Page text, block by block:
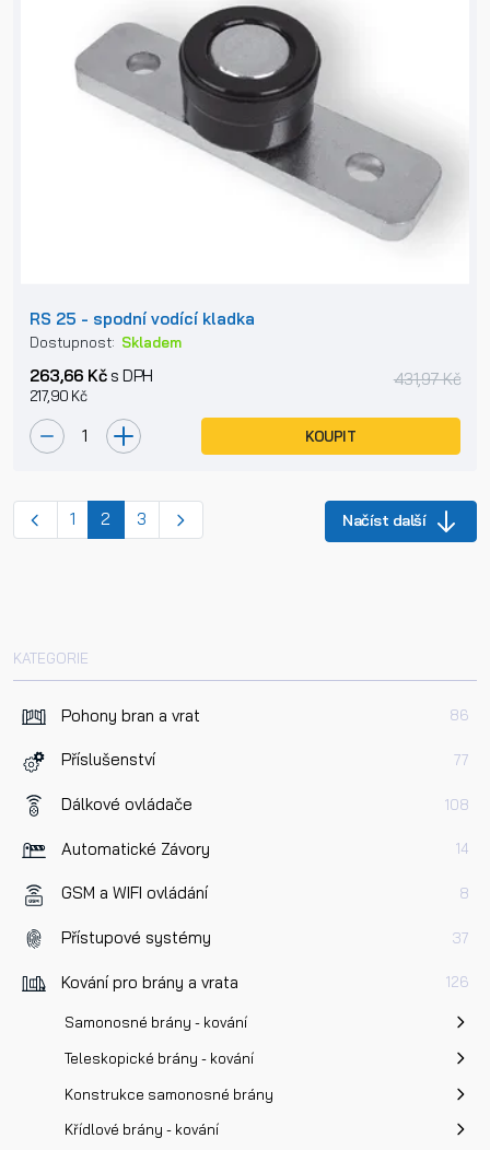
KATEGORIE
Pohony bran a vrat 86
Příslušenství 77
Dálkové ovládače 108
Automatické Závory 14
GSM a WIFI ovládání 8
Přístupové systémy 37
Kování pro brány a vrata 126
Samonosné brány - kování
Teleskopické brány - kování
Konstrukce samonosné brány
Křídlové brány - kování
RS 25 - spodní vodící kladka
Dostupnost: Skladem
263,66 Kčs DPH
217,90 Kč
431,97 Kč
KOUPIT
1 2 (current)
3 Načíst další